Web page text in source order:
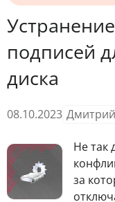
подписей
диска
08.10.2023 Дмитрий
Не так
за